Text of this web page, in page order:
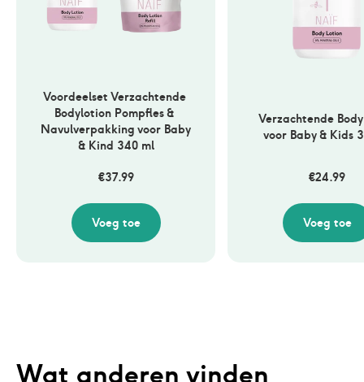
Voordeelset Verzachtende
Bodylotion Pompfles &
Navulverpakking voor Baby
& Kind 340 ml
€37.99
Voeg toe
Verzachtende
voor Baby & Kids
€24.99
Voeg toe
Wat anderen vinden